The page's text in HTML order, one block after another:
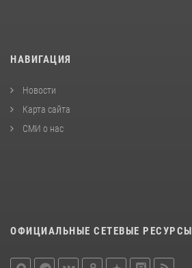
НАВИГАЦИЯ
Новости
Карта сайта
СМИ о нас
ОФИЦИАЛЬНЫЕ СЕТЕВЫЕ РЕСУРСЫ